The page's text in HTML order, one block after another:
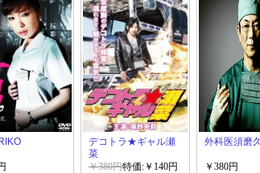
デコトラ★ギャル瀬
菜
￥380円特価:￥140円
外科医須磨
￥380円